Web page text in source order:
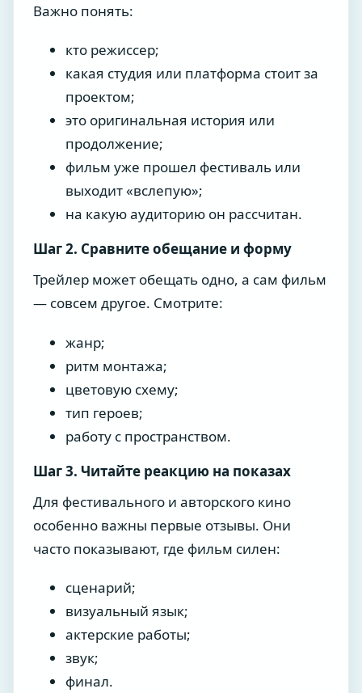
Важно понять:
кто режиссер;
какая студия или платформа стоит за
проектом;
это оригинальная история или
продолжение;
фильм уже прошел фестиваль или
выходит «вслепую»;
на какую аудиторию он рассчитан.
Шаг 2. Сравните обещание и форму
Трейлер может обещать одно, а сам фильм
— совсем другое. Смотрите:
жанр;
ритм монтажа;
цветовую схему;
тип героев;
работу с пространством.
Шаг 3. Читайте реакцию на показах
Для фестивального и авторского кино
особенно важны первые отзывы. Они
часто показывают, где фильм силен:
сценарий;
визуальный язык;
актерские работы;
звук;
финал.